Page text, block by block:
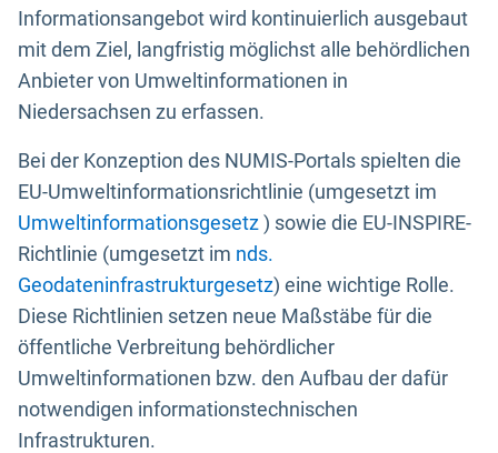
Informationsangebot wird kontinuierlich ausgebaut
mit dem Ziel, langfristig möglichst alle behördlichen
Anbieter von Umweltinformationen in
Niedersachsen zu erfassen.
Bei der Konzeption des NUMIS-Portals spielten die
EU-Umweltinformationsrichtlinie (umgesetzt im
Umweltinformationsgesetz) sowie die EU-INSPIRE-
Richtlinie (umgesetzt im nds.
Geodateninfrastrukturgesetz) eine wichtige Rolle.
Diese Richtlinien setzen neue Maßstäbe für die
öffentliche Verbreitung behördlicher
Umweltinformationen bzw. den Aufbau der dafür
notwendigen informationstechnischen
Infrastrukturen.